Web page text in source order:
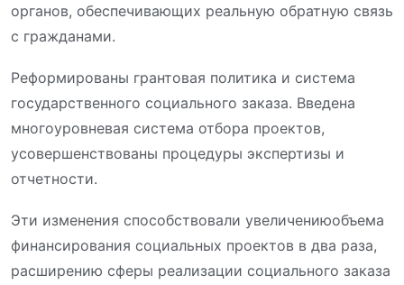
органов, обеспечивающих реальную обратную связь
с гражданами.
Реформированы грантовая политика и система
государственного социального заказа. Введена
многоуровневая система отбора проектов,
усовершенствованы процедуры экспертизы и
отчетности.
Эти изменения способствовали увеличениюобъема
финансирования социальных проектов в два раза,
расширению сферы реализации социального заказа